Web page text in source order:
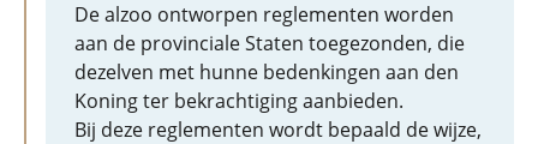
De alzoo ontworpen reglementen worden
aan de provinciale Staten toegezonden, die
dezelven met hunne bedenkingen aan den
Koning ter bekrachtiging aanbieden.
Bij deze reglementen wordt bepaald de wijze,